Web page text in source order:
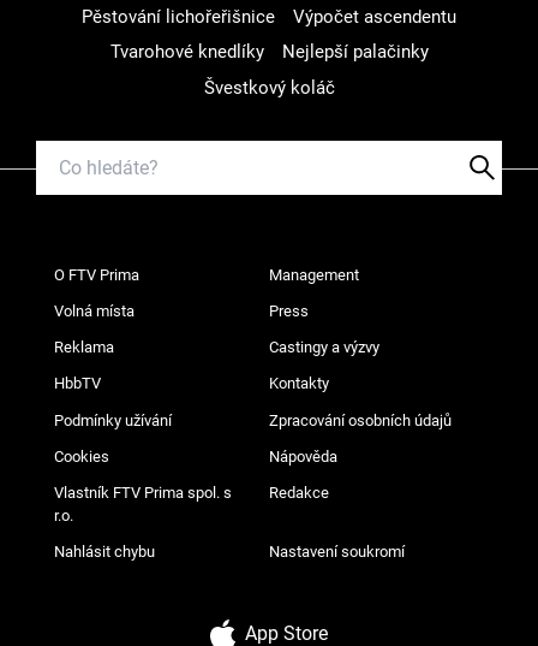
Pěstování lichořeřišnice
Výpočet ascendentu
Tvarohové knedlíky
Nejlepší palačinky
Švestkový koláč
O FTV Prima Management
Volná místa Press
Reklama Castingy a výzvy
HbbTV Kontakty
Podmínky užívání Zpracování osobních údajů
Cookies Nápověda
Vlastník FTV Prima spol. s
r.o.
Redakce
Nahlásit chybu Nastavení soukromí
App Store